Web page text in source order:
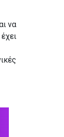
να